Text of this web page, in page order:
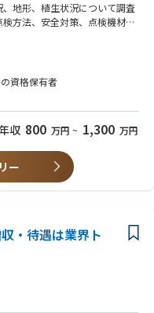
々へお届けするために、開
業を企画、推進。
組みであることから「現地現
ィ社会の構築に繋げる。
する情報を扱うため、個人ご
報管理の徹底を図っていま
、従来の枠組みに捉われるこ
バー同士が意見を出し合い進
、今のモビリティ社会を大き
を徹底した開発、ならびに事
ティ社会の実現に貢献できま
画に携わることで、個々の専
モノゴトを進める目利き力や
地形、植生状況について調査
方法、安全対策、点検機材の
、点検計画を行う。点検を行
路）と協議を行い、点検予定
う。
置、橋梁定期点検、道路構造
従って、近接目視で点検を行
従って、点検調書を作成す
との境界部）に腐食が見られ
構造物の延長が長く、寸法の
検が困難な場合等は、管内検
調査を行う。
りますので、選考時にお渡し
資格保有者
収 800 万円 ~ 1,300 万円
ー
・待遇は業界ト